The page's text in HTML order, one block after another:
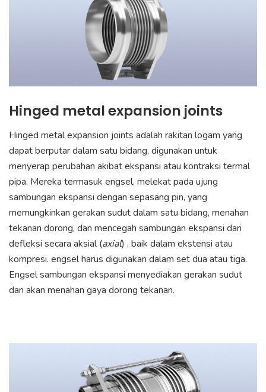
Hinged metal expansion joints
Hinged metal expansion joints adalah rakitan logam yang
dapat berputar dalam satu bidang, digunakan untuk
menyerap perubahan akibat ekspansi atau kontraksi termal
pipa. Mereka termasuk engsel, melekat pada ujung
sambungan ekspansi dengan sepasang pin, yang
memungkinkan gerakan sudut dalam satu bidang, menahan
tekanan dorong, dan mencegah sambungan ekspansi dari
defleksi secara aksial (axial) , baik dalam ekstensi atau
kompresi. engsel harus digunakan dalam set dua atau tiga.
Engsel sambungan ekspansi menyediakan gerakan sudut
dan akan menahan gaya dorong tekanan.